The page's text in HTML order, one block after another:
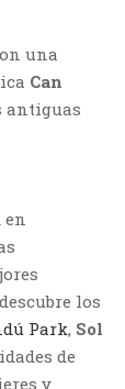
una
Can
antiguas
en
los
Park, Sol
de
y